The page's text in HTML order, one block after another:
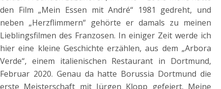
den Film „Mein Essen mit André“ 1981 gedreht, und
neben „Herzflimmern“ gehörte er damals zu meinen
Lieblingsfilmen des Franzosen. In einiger Zeit werde ich
hier eine kleine Geschichte erzählen, aus dem „Arbora
Verde“, einem italienischen Restaurant in Dortmund,
Februar 2020. Genau da hatte Borussia Dortmund die
erste Meisterschaft mit Jürgen Klopp gefeiert. Meine